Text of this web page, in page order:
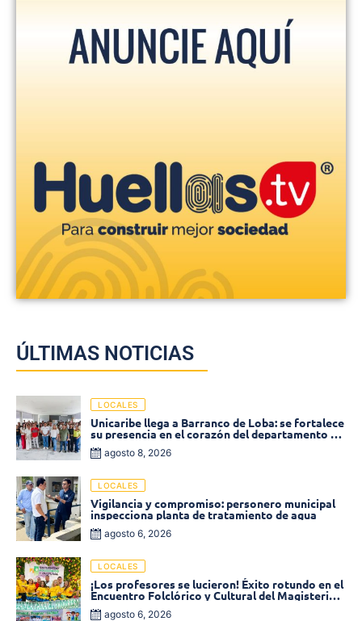
ÚLTIMAS NOTICIAS
LOCALES
Unicaribe llega a Barranco de Loba: se fortalece
su presencia en el corazón del departamento de
Bolívar
agosto 8, 2026
LOCALES
Vigilancia y compromiso: personero municipal
inspecciona planta de tratamiento de agua
agosto 6, 2026
LOCALES
¡Los profesores se lucieron! Éxito rotundo en el
Encuentro Folclórico y Cultural del Magisterio
2026 en Ciénaga
agosto 6, 2026